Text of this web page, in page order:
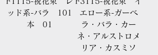
ッド系-バラ 101
本 01
エロー系-ガーベ
ラ・バラ・カー
ネ・アルストロメ
リア・カスミソ